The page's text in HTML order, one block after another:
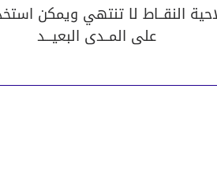
النقــاط لا تنتهي ويمكن
على المــدى البعيـــد